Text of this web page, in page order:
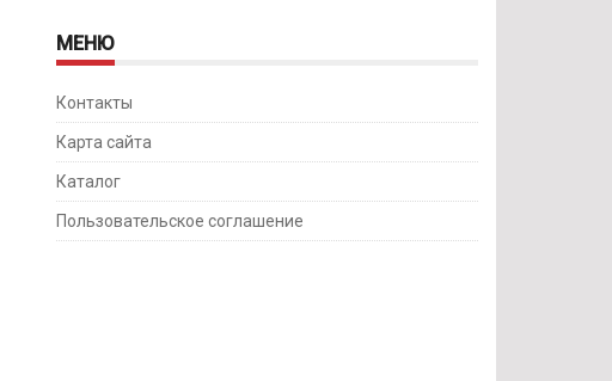
МЕНЮ
Контакты
Карта сайта
Каталог
Пользовательское соглашение